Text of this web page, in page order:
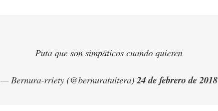
Puta que son simpáticos cuando quieren
— Bernura-rriety (@bernuratuitera)24 de febrero de 2018